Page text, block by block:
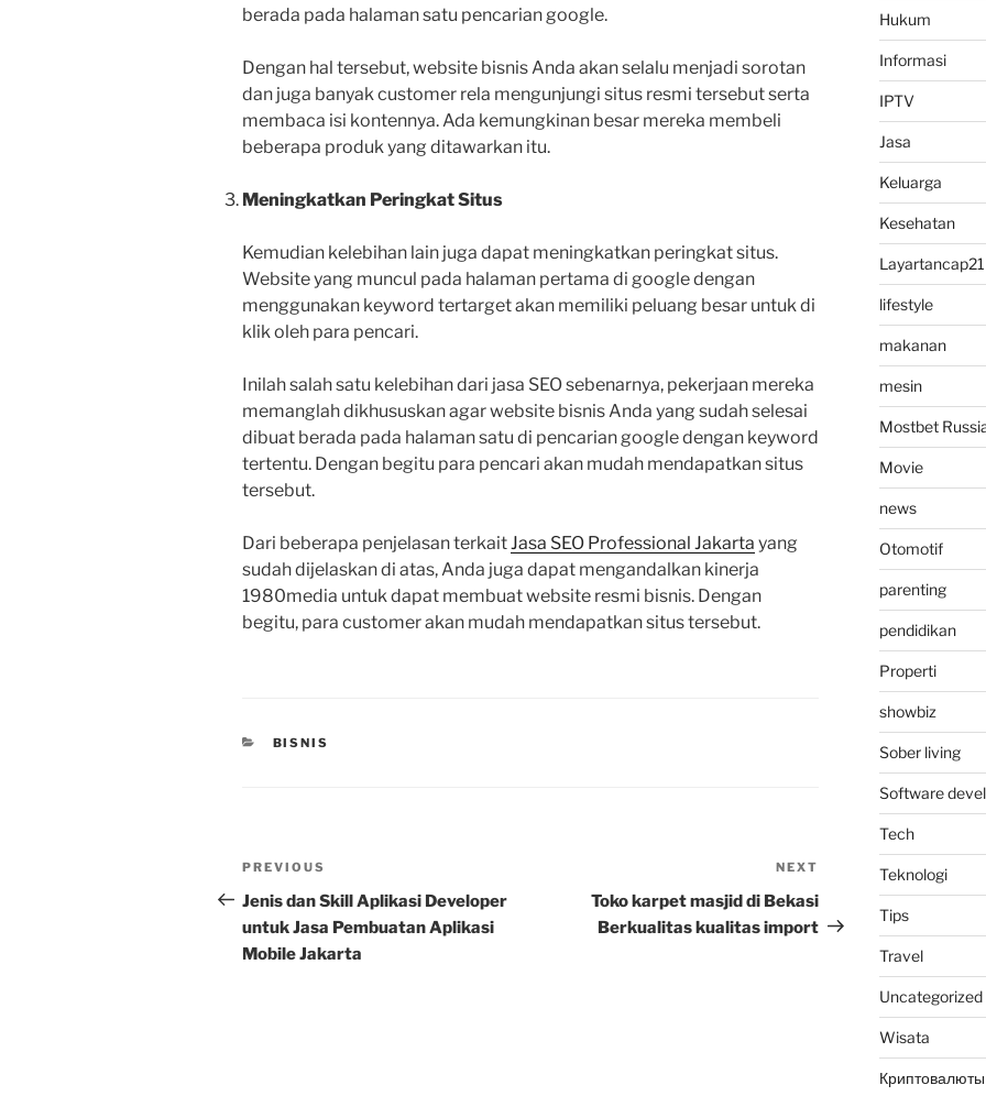
berada pada halaman satu pencarian google.
Dengan hal tersebut, website bisnis Anda akan selalu menjadi sorotan
dan juga banyak customer rela mengunjungi situs resmi tersebut serta
membaca isi kontennya. Ada kemungkinan besar mereka membeli
beberapa produk yang ditawarkan itu.
Meningkatkan Peringkat Situs
Kemudian kelebihan lain juga dapat meningkatkan peringkat situs.
Website yang muncul pada halaman pertama di google dengan
menggunakan keyword tertarget akan memiliki peluang besar untuk di
klik oleh para pencari.
Inilah salah satu kelebihan dari jasa SEO sebenarnya, pekerjaan mereka
memanglah dikhususkan agar website bisnis Anda yang sudah selesai
dibuat berada pada halaman satu di pencarian google dengan keyword
tertentu. Dengan begitu para pencari akan mudah mendapatkan situs
tersebut.
Dari beberapa penjelasan terkait Jasa SEO Professional Jakarta yang
sudah dijelaskan di atas, Anda juga dapat mengandalkan kinerja
1980media untuk dapat membuat website resmi bisnis. Dengan
begitu, para customer akan mudah mendapatkan situs tersebut.
CATEGORIES
BISNIS
Post
navigation
Previous
Post
PREVIOUS
Jenis dan Skill Aplikasi Developer
untuk Jasa Pembuatan Aplikasi
Mobile Jakarta
Post
NEXT
Toko karpet masjid di Bekasi
Berkualitas kualitas import
Hukum
Informasi
IPTV
Jasa
Keluarga
Kesehatan
Layartancap21
lifestyle
makanan
mesin
Mostbet
Movie
news
Otomotif
parenting
pendidikan
Properti
showbiz
Sober living
Software
Tech
Teknologi
Tips
Travel
Uncategorized
Wisata
Криптовалюты